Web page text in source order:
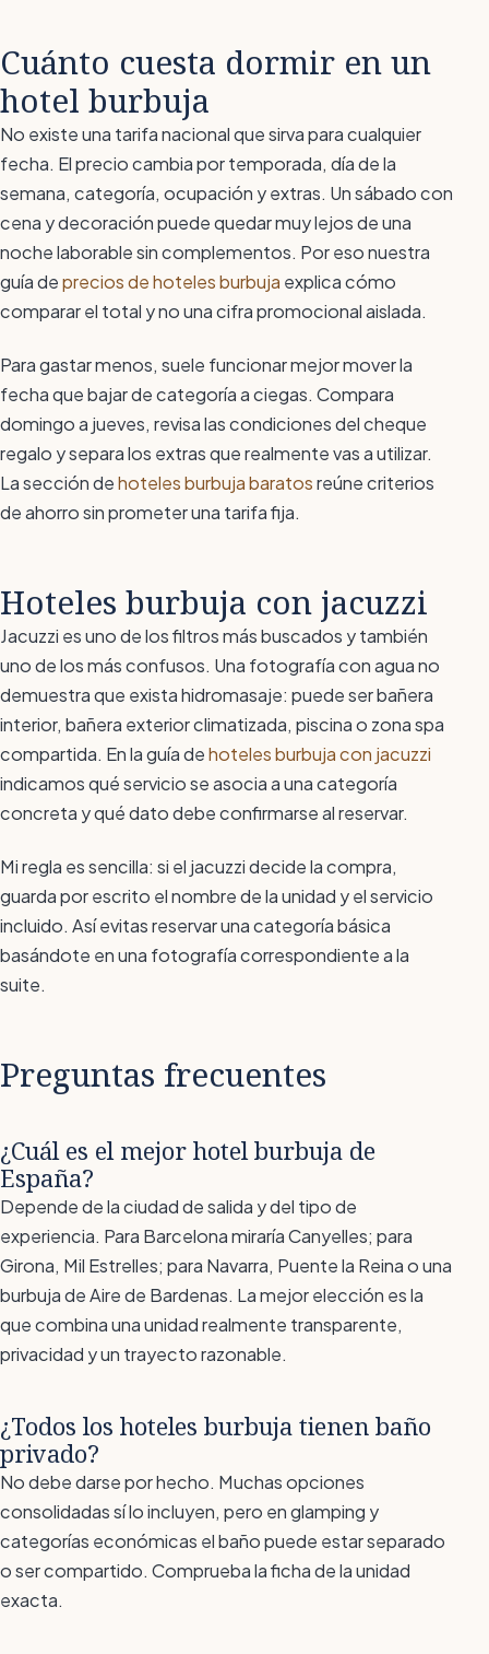
Cuánto cuesta dormir en un
hotel burbuja
No existe una tarifa nacional que sirva para cualquier
fecha. El precio cambia por temporada, día de la
semana, categoría, ocupación y extras. Un sábado con
cena y decoración puede quedar muy lejos de una
noche laborable sin complementos. Por eso nuestra
guía deprecios de hoteles burbuja explica cómo
comparar el total y no una cifra promocional aislada.
Para gastar menos, suele funcionar mejor mover la
fecha que bajar de categoría a ciegas. Compara
domingo a jueves, revisa las condiciones del cheque
regalo y separa los extras que realmente vas a utilizar.
La sección dehoteles burbuja baratosreúne criterios
de ahorro sin prometer una tarifa fija.
Hoteles burbuja con jacuzzi
Jacuzzi es uno de los filtros más buscados y también
uno de los más confusos. Una fotografía con agua no
demuestra que exista hidromasaje: puede ser bañera
interior, bañera exterior climatizada, piscina o zona spa
compartida. En la guía dehoteles burbuja con jacuzzi
indicamos qué servicio se asocia a una categoría
concreta y qué dato debe confirmarse al reservar.
Mi regla es sencilla: si el jacuzzi decide la compra,
guarda por escrito el nombre de la unidad y el servicio
incluido. Así evitas reservar una categoría básica
basándote en una fotografía correspondiente a la
suite.
Preguntas frecuentes
¿Cuál es el mejor hotel burbuja de
España?
Depende de la ciudad de salida y del tipo de
experiencia. Para Barcelona miraría Canyelles; para
Girona, Mil Estrelles; para Navarra, Puente la Reina o una
burbuja de Aire de Bardenas. La mejor elección es la
que combina una unidad realmente transparente,
privacidad y un trayecto razonable.
¿Todos los hoteles burbuja tienen baño
privado?
No debe darse por hecho. Muchas opciones
consolidadas sí lo incluyen, pero en glamping y
categorías económicas el baño puede estar separado
o ser compartido. Comprueba la ficha de la unidad
exacta.